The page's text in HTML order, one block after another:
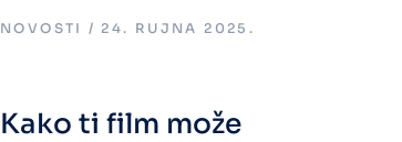
NOVOSTI 24. RUJNA 2025.
Kako ti film može